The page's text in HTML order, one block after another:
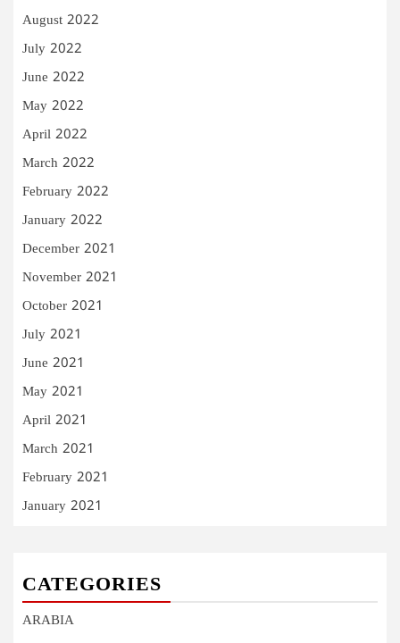
August 2022
July 2022
June 2022
May 2022
April 2022
March 2022
February 2022
January 2022
December 2021
November 2021
October 2021
July 2021
June 2021
May 2021
April 2021
March 2021
February 2021
January 2021
CATEGORIES
ARABIA